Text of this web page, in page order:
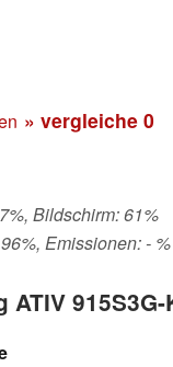
» vergleiche 0
Bildschirm: 61%
Emissionen: - %
915S3G-